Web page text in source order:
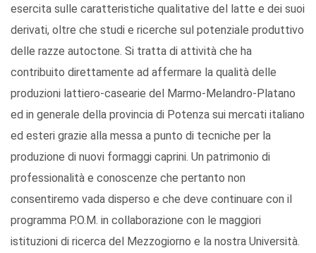
esercita sulle caratteristiche qualitative del latte e dei suoi
derivati, oltre che studi e ricerche sul potenziale produttivo
delle razze autoctone. Si tratta di attività che ha
contribuito direttamente ad affermare la qualità delle
produzioni lattiero-casearie del Marmo-Melandro-Platano
ed in generale della provincia di Potenza sui mercati italiano
ed esteri grazie alla messa a punto di tecniche per la
produzione di nuovi formaggi caprini. Un patrimonio di
professionalità e conoscenze che pertanto non
consentiremo vada disperso e che deve continuare con il
programma P.O.M. in collaborazione con le maggiori
istituzioni di ricerca del Mezzogiorno e la nostra Università.